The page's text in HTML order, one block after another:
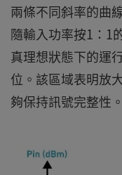
兩條不同斜率的曲
隨輸入功率按1：1
真理想狀態下的運
位。該區域表明放
夠保持訊號完整性。